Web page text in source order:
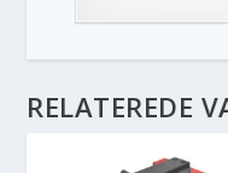
RELATEREDE